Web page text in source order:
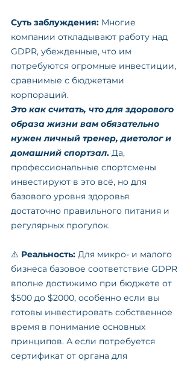
Суть заблуждения: Многие
компании откладывают работу над
GDPR, убежденные, что им
потребуются огромные инвестиции,
сравнимые с бюджетами
корпораций.
Это как считать, что для здорового
образа жизни вам обязательно
нужен личный тренер, диетолог и
домашний спортзал. Да,
профессиональные спортсмены
инвестируют в это всё, но для
базового уровня здоровья
достаточно правильного питания и
регулярных прогулок.
⚠️ Реальность: Для микро- и малого
бизнеса базовое соответствие GDPR
вполне достижимо при бюджете от
$500 до $2000, особенно если вы
готовы инвестировать собственное
время в понимание основных
принципов. А если потребуется
сертификат от органа для